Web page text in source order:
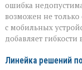
ошибка
возможен не
с мобильных
добавляет гибкости
Линейка решений